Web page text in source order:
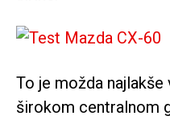
To je možda
širokom centralnom